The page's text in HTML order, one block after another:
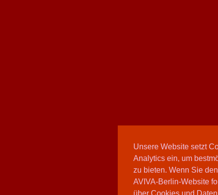
Unsere Website setzt
Analytics ein, um
zu bieten. Wenn Sie
AVIVA-Berlin-Website